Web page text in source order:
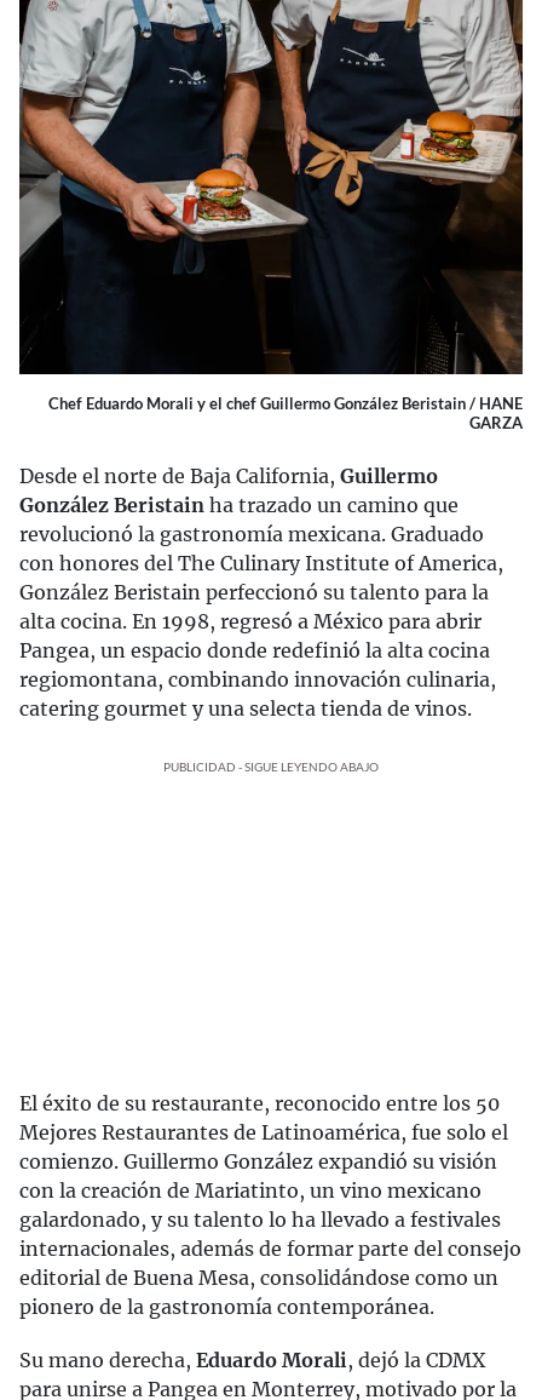
Chef Eduardo Morali y el chef Guillermo González Beristain / HANE
GARZA
Desde el norte de Baja California, Guillermo
González Beristain ha trazado un camino que
revolucionó la gastronomía mexicana. Graduado
con honores del The Culinary Institute of America,
González Beristain perfeccionó su talento para la
alta cocina. En 1998, regresó a México para abrir
Pangea, un espacio donde redefinió la alta cocina
regiomontana, combinando innovación culinaria,
catering gourmet y una selecta tienda de vinos.
PUBLICIDAD - SIGUE LEYENDO ABAJO
El éxito de su restaurante, reconocido entre los 50
Mejores Restaurantes de Latinoamérica, fue solo el
comienzo. Guillermo González expandió su visión
con la creación de Mariatinto, un vino mexicano
galardonado, y su talento lo ha llevado a festivales
internacionales, además de formar parte del consejo
editorial de Buena Mesa, consolidándose como un
pionero de la gastronomía contemporánea.
Su mano derecha, Eduardo Morali, dejó la CDMX
para unirse a Pangea en Monterrey, motivado por la